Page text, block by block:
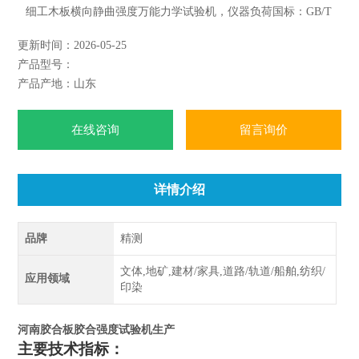
细工木板横向静曲强度万能力学试验机，仪器负荷国标：GB/T
更新时间：2026-05-25
产品型号：
产品产地：山东
在线咨询 留言询价
详情介绍
品牌 精测
应用领域
文体,地矿,建材/家具,道路/轨道/船舶,纺织/
印染
河南胶合板胶合强度试验机生产
主要技术指标：